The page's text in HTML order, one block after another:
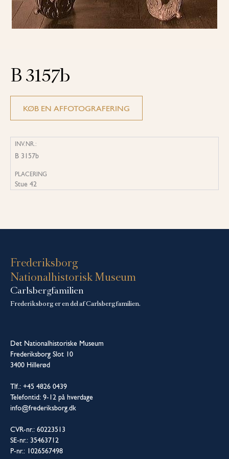
B 3157b
KØB EN AFFOTOGRAFERING
INV.NR.:
B 3157b
PLACERING
Stue 42
Frederiksborg
Nationalhistorisk Museum
Carlsbergfamilien
Frederiksborg er en del af Carlsbergfamilien.
Det Nationalhistoriske Museum
Frederiksborg Slot 10
3400 Hillerød
Tlf.: +45 4826 0439
Telefontid: 9-12 på hverdage
info@frederiksborg.dk
CVR-nr.: 60223513
SE-nr.: 35463712
P-nr.: 1026567498